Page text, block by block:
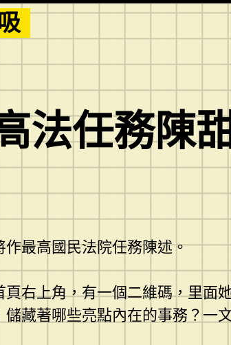
法任務陳
最高國民法院任務陳述。
右上角，有一個二維碼，里面
藏著哪些亮點內在的事務？一